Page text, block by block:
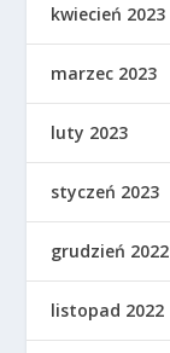
kwiecień 2023
marzec 2023
luty 2023
styczeń 2023
grudzień 2022
listopad 2022